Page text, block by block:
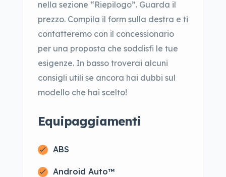
nella sezione “Riepilogo”. Guarda il
prezzo. Compila il form sulla destra e ti
contatteremo con il concessionario
per una proposta che soddisfi le tue
esigenze. In basso troverai alcuni
consigli utili se ancora hai dubbi sul
modello che hai scelto!
Equipaggiamenti
ABS
Android Auto™